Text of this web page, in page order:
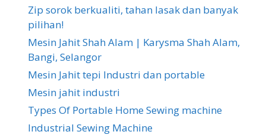
Zip sorok berkualiti, tahan lasak dan banyak
pilihan!
Mesin Jahit Shah Alam | Karysma Shah Alam,
Bangi, Selangor
Mesin Jahit tepi Industri dan portable
Mesin jahit industri
Types Of Portable Home Sewing machine
Industrial Sewing Machine